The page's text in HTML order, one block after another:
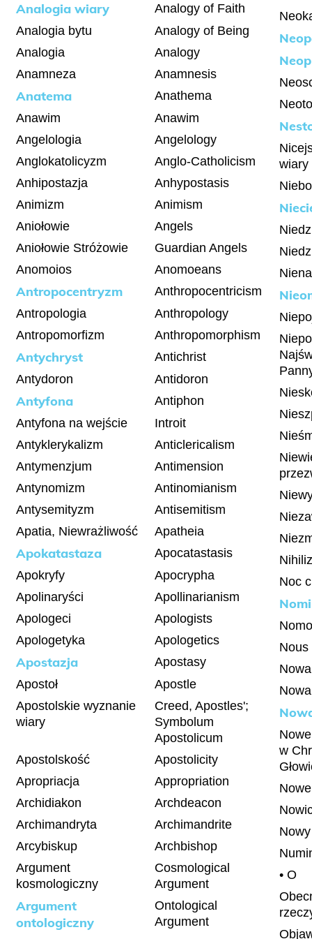
Analogia wiary
Analogy of Faith
Analogia bytu
Analogy of Being
Analogia
Analogy
Anamneza
Anamnesis
Anatema
Anathema
Anawim
Anawim
Angelologia
Angelology
Anglokatolicyzm
Anglo-Catholicism
Anhipostazja
Anhypostasis
Animizm
Animism
Aniołowie
Angels
Aniołowie Stróżowie
Guardian Angels
Anomoios
Anomoeans
Antropocentryzm
Anthropocentricism
Antropologia
Anthropology
Antropomorfizm
Anthropomorphism
Antychryst
Antichrist
Antydoron
Antidoron
Antyfona
Antiphon
Antyfona na wejście
Introit
Antyklerykalizm
Anticlericalism
Antymenzjum
Antimension
Antynomizm
Antinomianism
Antysemityzm
Antisemitism
Apatia, Niewrażliwość
Apatheia
Apokatastaza
Apocatastasis
Apokryfy
Apocrypha
Apolinaryści
Apollinarianism
Apologeci
Apologists
Apologetyka
Apologetics
Apostazja
Apostasy
Apostoł
Apostle
Apostolskie wyznanie
wiary
Creed, Apostles';
Symbolum
Apostolicum
Apostolskość
Apostolicity
Apropriacja
Appropriation
Archidiakon
Archdeacon
Archimandryta
Archimandrite
Arcybiskup
Archbishop
Argument
kosmologiczny
Cosmological
Argument
Argument
ontologiczny
Ontological
Argument
wiary
Niebo
Noc
Nous
w
• O